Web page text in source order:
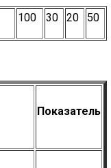
100 30 20 50
Показатель